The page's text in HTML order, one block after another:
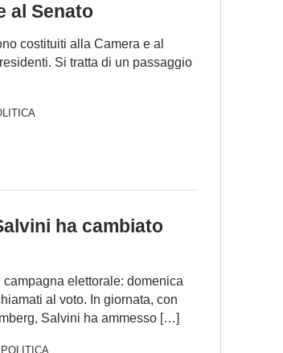
al Senato
costituiti alla Camera e al
Si tratta di un passaggio
ha cambiato
elettorale: domenica
al voto. In giornata, con
Salvini ha ammesso […]
POLITICA